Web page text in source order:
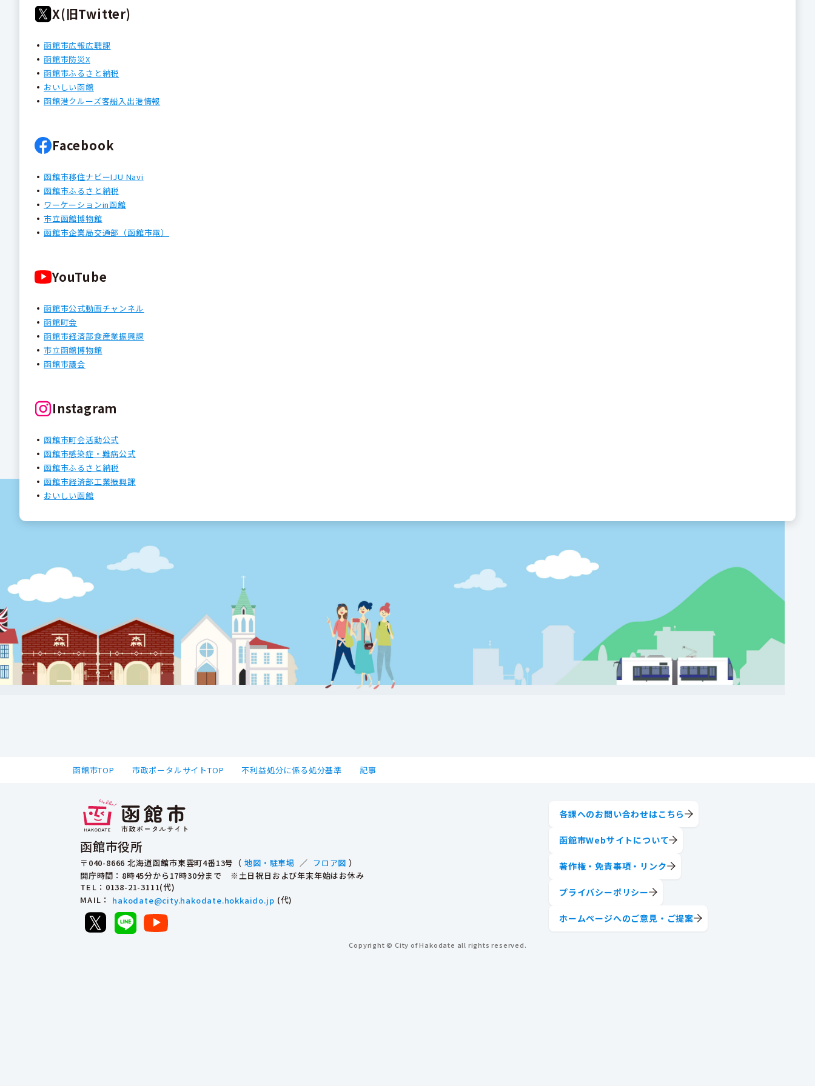
X(旧Twitter)
函館市広報広聴課
函館市防災X
函館市ふるさと納税
おいしい函館
函館港クルーズ客船入出港情報
Facebook
函館市移住ナビーIJU Navi
函館市ふるさと納税
ワーケーションin函館
市立函館博物館
函館市企業局交通部（函館市電）
YouTube
函館市公式動画チャンネル
函館町会
函館市経済部食産業振興課
市立函館博物館
函館市議会
Instagram
函館市町会活動公式
函館市感染症・難病公式
函館市ふるさと納税
函館市経済部工業振興課
おいしい函館
函館市TOP 市政ポータルサイトTOP 不利益処分に係る処分基準 記事
函館市役所
〒040-8666 北海道函館市東雲町4番13号（ 地図・駐車場 ／ フロア図 ）
開庁時間：8時45分から17時30分まで ※土日祝日および年末年始はお休み
TEL ：0138-21-3111(代)
MAIL ： hakodate@city.hakodate.hokkaido.jp (代)
各課へのお問い合わせはこちら
函館市Webサイトについて
著作権・免責事項・リンク
プライバシーポリシー
ホームページへのご意見・ご提案
Copyright © City of Hakodate all rights reserved.